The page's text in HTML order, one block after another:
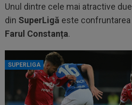
Unul dintre cele mai atractive
din SuperLigă este
Farul Constanța.
SUPERLIGA